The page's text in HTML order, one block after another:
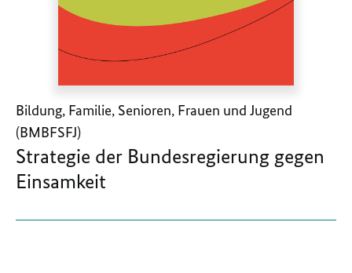
Bildung, Familie, Senioren, Frauen und Jugend
(BMBFSFJ)
Strategie der Bundesregierung gegen
Einsamkeit